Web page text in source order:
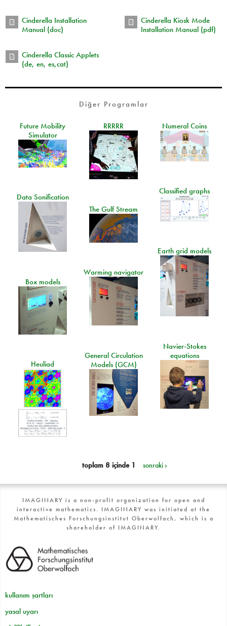
Cinderella Installation
Manual (doc)
Cinderella Kiosk Mode
Installation Manual (pdf)
Cinderella Classic Applets
(de, en, es,cat)
Diğer Programlar
Future Mobility
Simulator
RRRRR Numeral Coins
Classified graphs
Data Sonification
The Gulf Stream
Earth grid models
Warming navigator
Box models
Navier-Stokes
equations
General Circulation
Models (GCM)
Heuliad
toplam 8 içinde 1 sonraki ›
IMAGINARY is a non-profit organization for open and
interactive mathematics. IMAGINARY was initiated at the
Mathematisches Forschungsinstitut Oberwolfach, which is a
shareholder of IMAGINARY.
kullanım şartları
yasal uyarı